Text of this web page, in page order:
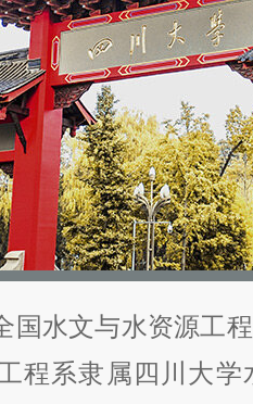
国水文与水资源工
程系隶属四川大